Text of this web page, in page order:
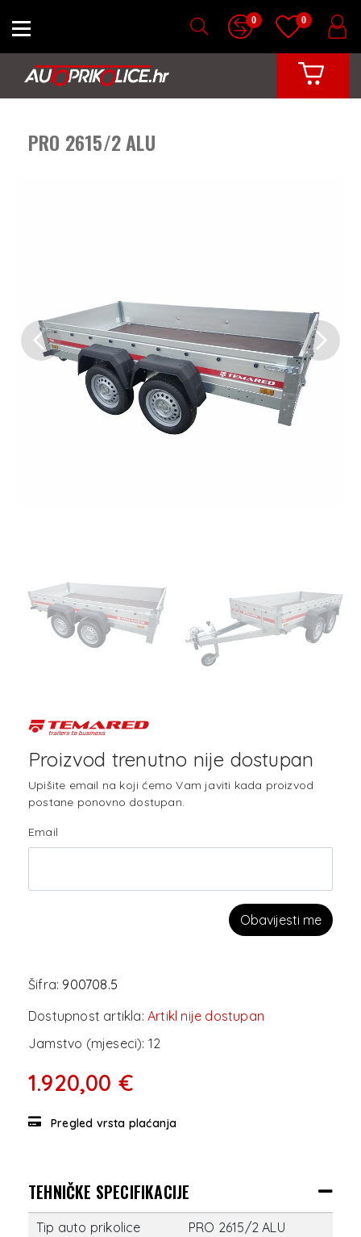
0 0
PRO 2615/2 ALU
Previous Next
Proizvod trenutno nije dostupan
Upišite email na koji ćemo Vam javiti kada proizvod
postane ponovno dostupan.
Email
Obavijesti me
Šifra: 900708.5
Dostupnost artikla: Artikl nije dostupan
Jamstvo (mjeseci): 12
1.920,00 €
Pregled vrsta plaćanja
TEHNIČKE SPECIFIKACIJE
Tip auto prikolice
PRO 2615/2 ALU